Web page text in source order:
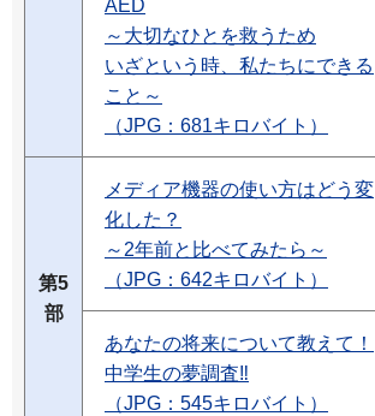
AED
～大切なひとを救うため
いざという時、私たちにできる
こと～
（JPG：681キロバイト）
第5
部
メディア機器の使い方はどう変
化した？
～2年前と比べてみたら～
（JPG：642キロバイト）
あなたの将来について教えて！
中学生の夢調査‼
（JPG：545キロバイト）